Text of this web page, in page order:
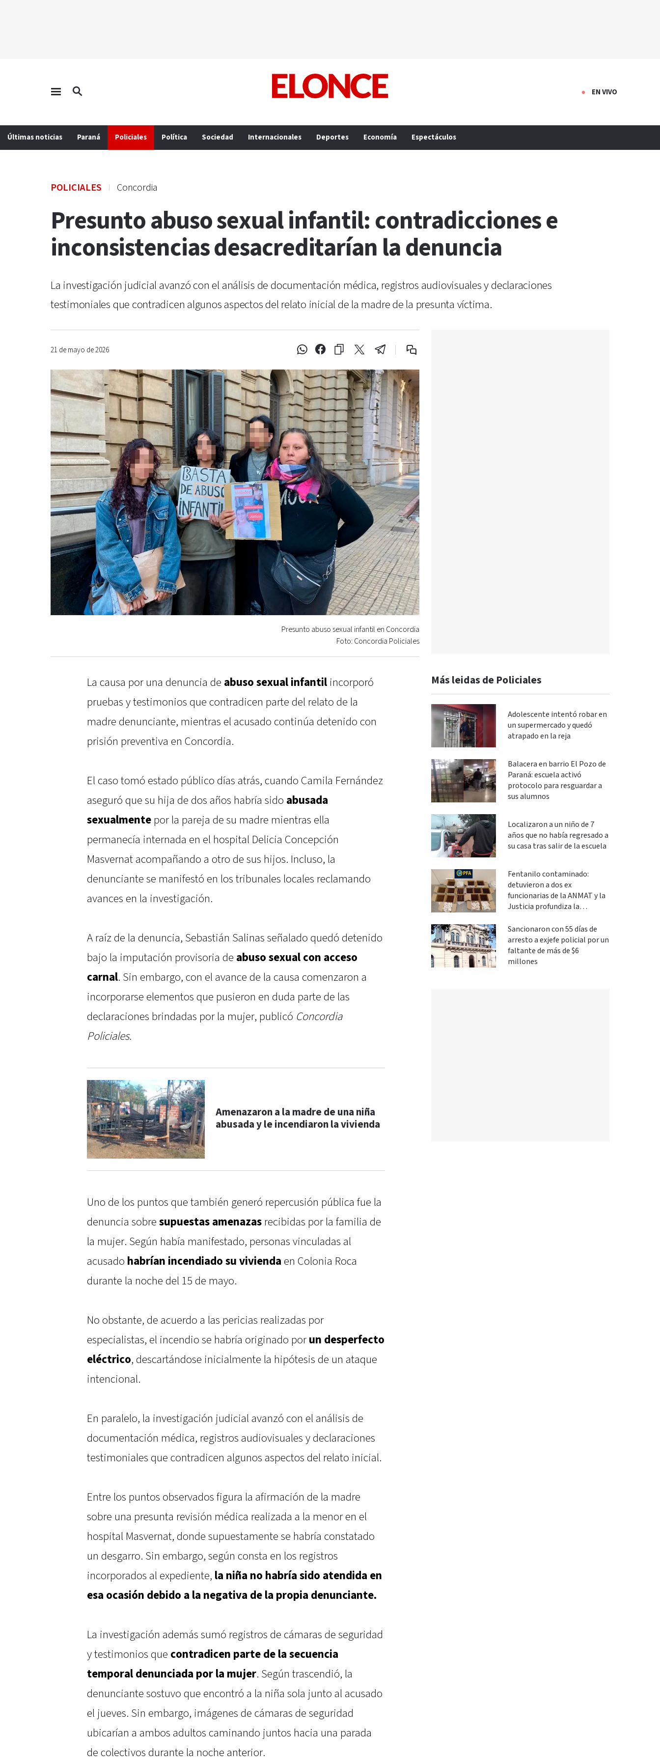
EN VIVO
Últimas noticias Paraná Policiales Política Sociedad Internacionales Deportes Economía Espectáculos
POLICIALES Concordia
Presunto abuso sexual infantil: contradicciones e
inconsistencias desacreditarían la denuncia
La investigación judicial avanzó con el análisis de documentación médica, registros audiovisuales y declaraciones
testimoniales que contradicen algunos aspectos del relato inicial de la madre de la presunta víctima.
21 de mayo de 2026
Presunto abuso sexual infantil en Concordia
Foto: Concordia Policiales
La causa por una denuncia de abuso sexual infantil incorporó
pruebas y testimonios que contradicen parte del relato de la
madre denunciante, mientras el acusado continúa detenido con
prisión preventiva en Concordia.
El caso tomó estado público días atrás, cuando Camila Fernández
aseguró que su hija de dos años habría sido abusada
sexualmente por la pareja de su madre mientras ella
permanecía internada en el hospital Delicia Concepción
Masvernat acompañando a otro de sus hijos. Incluso, la
denunciante se manifestó en los tribunales locales reclamando
avances en la investigación.
A raíz de la denuncia, Sebastián Salinas señalado quedó detenido
bajo la imputación provisoria de abuso sexual con acceso
carnal. Sin embargo, con el avance de la causa comenzaron a
incorporarse elementos que pusieron en duda parte de las
declaraciones brindadas por la mujer, publicó Concordia
Policiales.
Amenazaron a la madre de una niña
abusada y le incendiaron la vivienda
Uno de los puntos que también generó repercusión pública fue la
denuncia sobre supuestas amenazas recibidas por la familia de
la mujer. Según había manifestado, personas vinculadas al
acusado habrían incendiado su vivienda en Colonia Roca
durante la noche del 15 de mayo.
No obstante, de acuerdo a las pericias realizadas por
especialistas, el incendio se habría originado porun desperfecto
eléctrico, descartándose inicialmente la hipótesis de un ataque
intencional.
En paralelo, la investigación judicial avanzó con el análisis de
documentación médica, registros audiovisuales y declaraciones
testimoniales que contradicen algunos aspectos del relato inicial.
Entre los puntos observados figura la afirmación de la madre
sobre una presunta revisión médica realizada a la menor en el
hospital Masvernat, donde supuestamente se habría constatado
un desgarro. Sin embargo, según consta en los registros
incorporados al expediente, la niña no habría sido atendida en
esa ocasión debido a la negativa de la propia denunciante.
La investigación además sumó registros de cámaras de seguridad
y testimonios que contradicen parte de la secuencia
temporal denunciada por la mujer. Según trascendió, la
denunciante sostuvo que encontró a la niña sola junto al acusado
el jueves. Sin embargo, imágenes de cámaras de seguridad
ubicarían a ambos adultos caminando juntos hacia una parada
de colectivos durante la noche anterior.
Más leidas de Policiales
Adolescente intentó robar en
un supermercado y quedó
atrapado en la reja
Balacera en barrio El Pozo de
Paraná: escuela activó
protocolo para resguardar a
sus alumnos
Localizaron a un niño de 7
años que no había regresado a
su casa tras salir de la escuela
Fentanilo contaminado:
detuvieron a dos ex
funcionarias de la ANMAT y la
Justicia profundiza la
Sancionaron con 55 días de
arresto a exjefe policial por un
faltante de más de $6
millones